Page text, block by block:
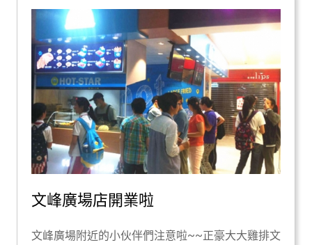
文峰廣場店開業啦
文峰廣場附近的小伙伴們注意啦~~正豪大大雞排文